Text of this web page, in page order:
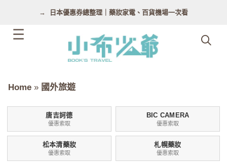
日本優惠券總整理｜藥妝家電、百貨機場一次看
Home » 國外旅遊
唐吉訶德
優惠索取
BIC CAMERA
優惠索取
松本清藥妝
優惠索取
札幌藥妝
優惠索取